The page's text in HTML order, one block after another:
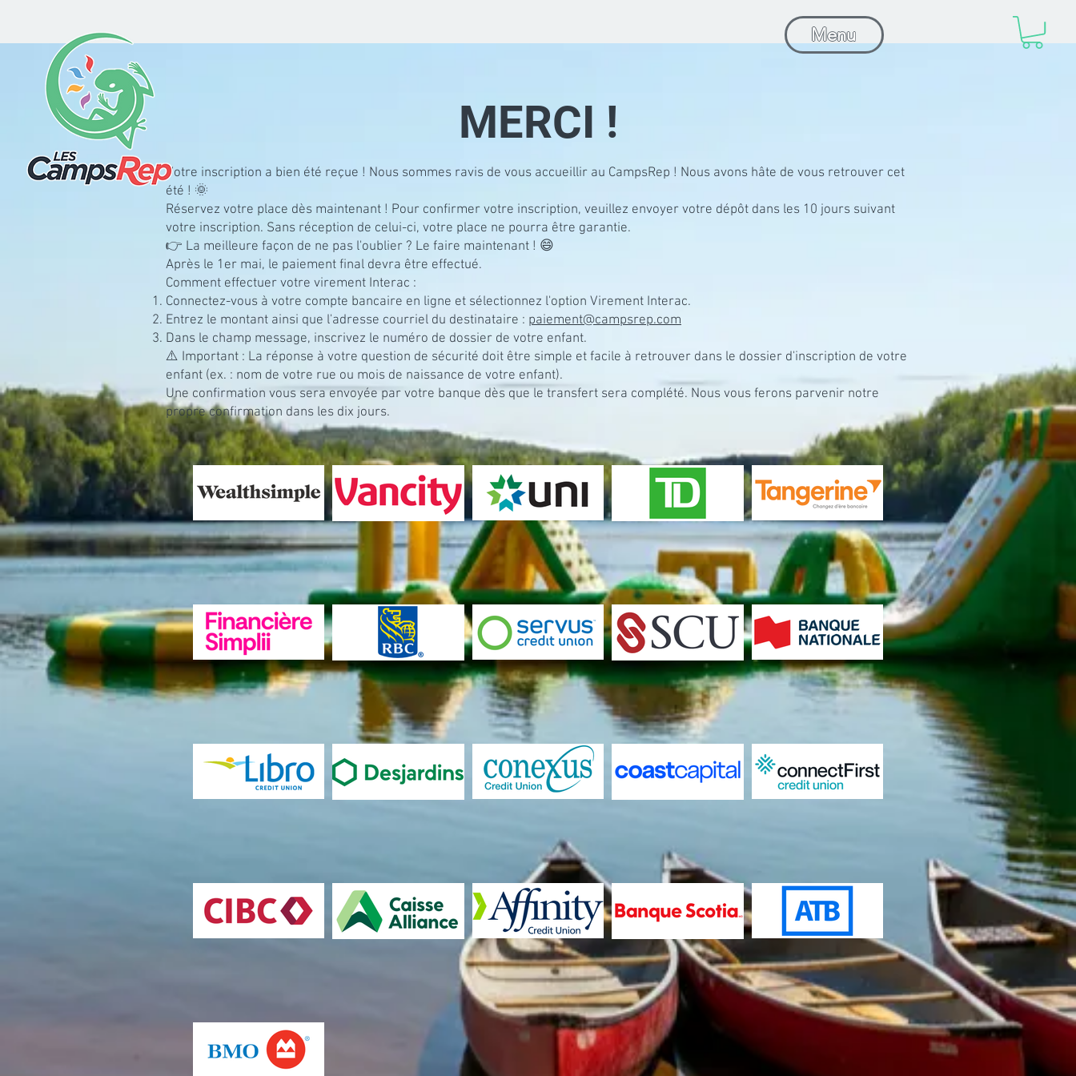
Menu
MERCI !
Votre inscription a bien été reçue ! Nous sommes ravis de vous accueillir au CampsRep ! Nous avons hâte de vous retrouver cet
été ! 🌞
Réservez votre place dès maintenant ! Pour confirmer votre inscription, veuillez envoyer votre dépôt dans les 10 jours suivant
votre inscription. Sans réception de celui-ci, votre place ne pourra être garantie.
👉 La meilleure façon de ne pas l'oublier ? Le faire maintenant ! 😄
Après le 1er mai, le paiement final devra être effectué.
Comment effectuer votre virement Interac :
Connectez-vous à votre compte bancaire en ligne et sélectionnez l'option Virement Interac.
Entrez le montant ainsi que l'adresse courriel du destinataire : paiement@campsrep.com
Dans le champ message, inscrivez le numéro de dossier de votre enfant.
⚠️ Important : La réponse à votre question de sécurité doit être simple et facile à retrouver dans le dossier d'inscription de votre
enfant (ex. : nom de votre rue ou mois de naissance de votre enfant).
Une confirmation vous sera envoyée par votre banque dès que le transfert sera complété. Nous vous ferons parvenir notre
propre confirmation dans les dix jours.